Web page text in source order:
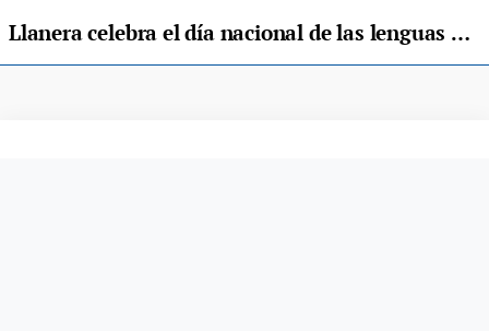
Llanera celebra el día nacional de las lenguas de signos españolas